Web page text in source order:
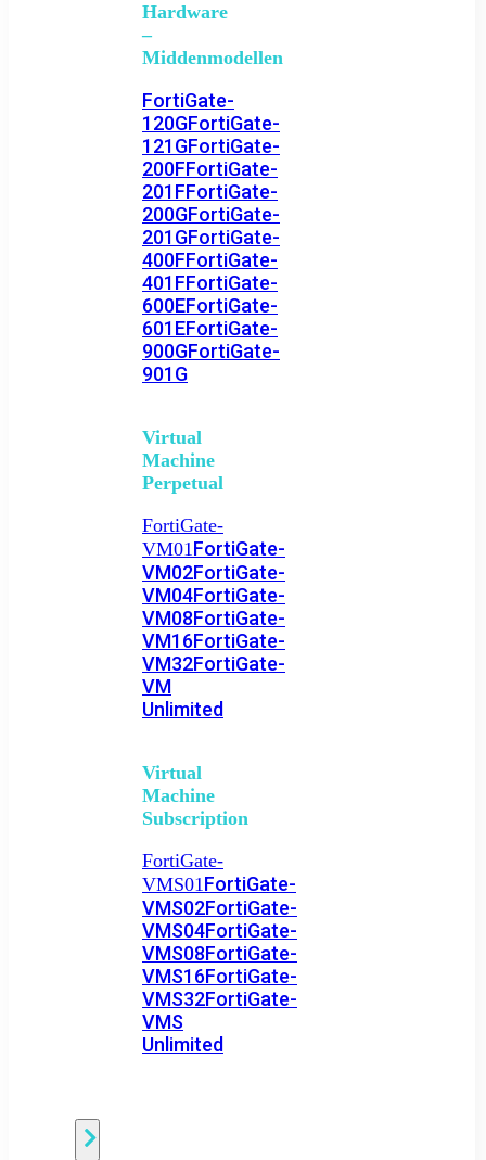
Hardware
–
Middenmodellen
FortiGate-
120GFortiGate-
121GFortiGate-
200FFortiGate-
201FFortiGate-
200GFortiGate-
201GFortiGate-
400FFortiGate-
401FFortiGate-
600EFortiGate-
601EFortiGate-
900GFortiGate-
901G
Virtual
Machine
Perpetual
FortiGate-
VM01FortiGate-
VM02FortiGate-
VM04FortiGate-
VM08FortiGate-
VM16FortiGate-
VM32FortiGate-
VM
Unlimited
Virtual
Machine
Subscription
FortiGate-
VMS01FortiGate-
VMS02FortiGate-
VMS04FortiGate-
VMS08FortiGate-
VMS16FortiGate-
VMS32FortiGate-
VMS
Unlimited